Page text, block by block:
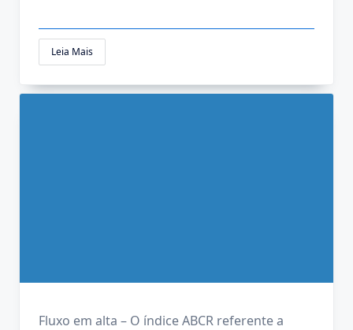
Leia Mais
Fluxo em alta – O índice ABCR referente a